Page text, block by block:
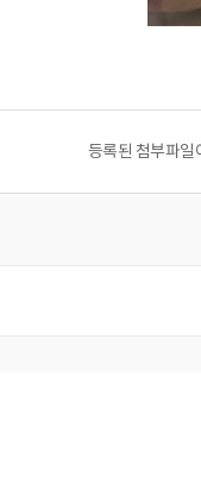
등록된 첨부파일